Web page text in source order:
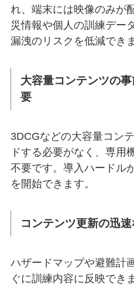
れ、端末には映像のみが
災情報や個人の訓練デー
漏洩のリスクを低減でき
大容量コンテンツの
要
3DCGなどの大容量コン
ドする必要がなく、専用
不要です。導入ハードル
を開始できます。
コンテンツ更新の迅
ハザードマップや避難計
ぐに訓練内容に反映でき